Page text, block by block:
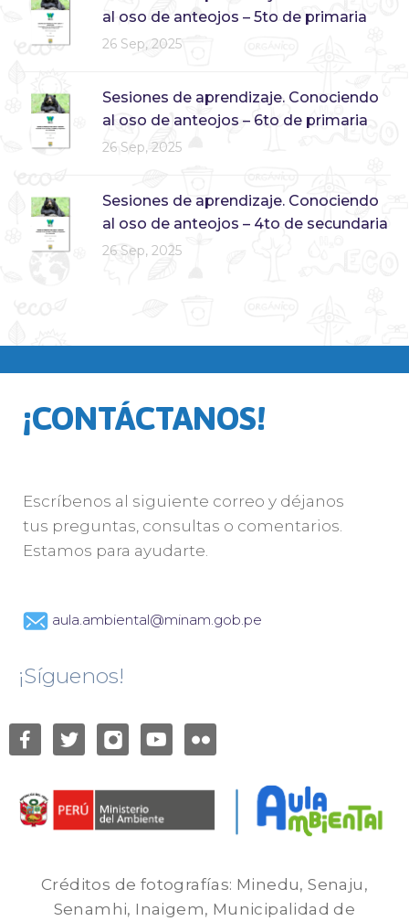
al oso de anteojos – 5to de primaria
26 Sep, 2025
Sesiones de aprendizaje. Conociendo
al oso de anteojos – 6to de primaria
26 Sep, 2025
Sesiones de aprendizaje. Conociendo
al oso de anteojos – 4to de secundaria
26 Sep, 2025
¡CONTÁCTANOS!
Escríbenos al siguiente correo y déjanos
tus preguntas, consultas o comentarios.
Estamos para ayudarte.
aula.ambiental@minam.gob.pe
¡Síguenos!
Créditos de fotografías: Minedu, Senaju,
Senamhi, Inaigem, Municipalidad de